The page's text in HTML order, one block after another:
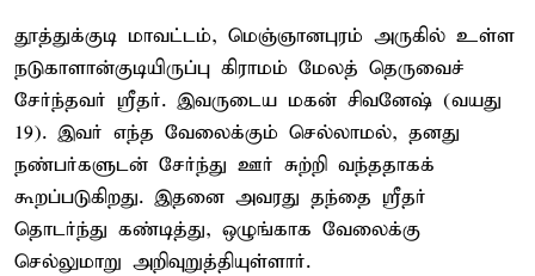
தூத்துக்குடி மாவட்டம், மெஞ்ஞானபுரம் அருகில் உள்ள
நடுகாளான்குடியிருப்பு கிராமம் மேலத் தெருவைச்
சேர்ந்தவர் ஸ்ரீதர். இவருடைய மகன் சிவனேஷ் (வயது
19). இவர் எந்த வேலைக்கும் செல்லாமல், தனது
நண்பர்களுடன் சேர்ந்து ஊர் சுற்றி வந்ததாகக்
கூறப்படுகிறது. இதனை அவரது தந்தை ஸ்ரீதர்
தொடர்ந்து கண்டித்து, ஒழுங்காக வேலைக்கு
செல்லுமாறு அறிவுறுத்தியுள்ளார்.